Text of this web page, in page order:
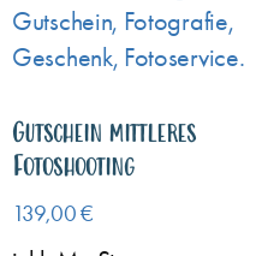
Gutschein mittleres
Fotoshooting
139,00€